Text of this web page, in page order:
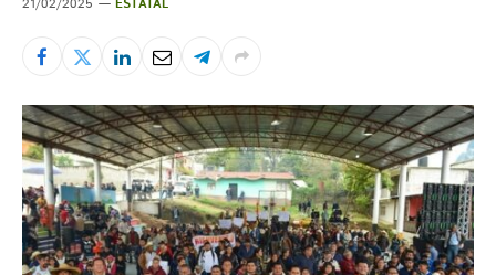
21/02/2025 ESTATAL